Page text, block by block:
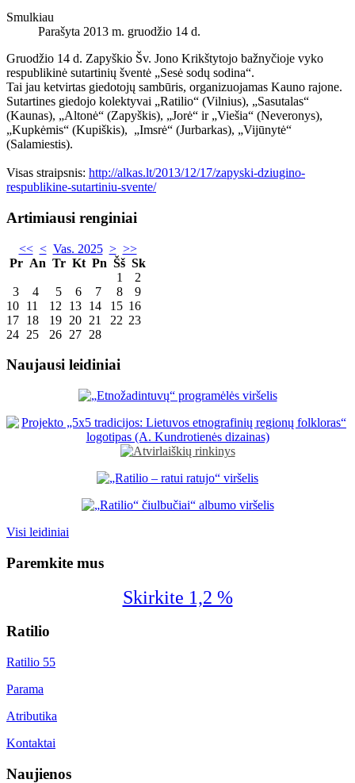
Smulkiau
Parašyta 2013 m. gruodžio 14 d.
Gruodžio 14 d. Zapyškio Šv. Jono Krikštytojo bažnyčioje vyko
respublikinė sutartinių šventė „Sesė sodų sodina“.
Tai jau ketvirtas giedotojų sambūris, organizuojamas Kauno rajone.
Sutartines giedojo kolektyvai „Ratilio“ (Vilnius), „Sasutalas“
(Kaunas), „Altonė“ (Zapyškis), „Jorė“ ir „Viešia“ (Neveronys),
„Kupkėmis“ (Kupiškis), „Imsrė“ (Jurbarkas), „Vijūnytė“
(Salamiestis).
Visas straipsnis: http://alkas.lt/2013/12/17/zapyski-dziugino-
respublikine-sutartiniu-svente/
Artimiausi renginiai
<< < Vas. 2025 > >>
Pr An Tr Kt Pn Šš Sk
1
2
3
4 5 6 7 8
9
10 11 12 13 14 15 16
17 18 19 20 21 22 23
24 25 26 27 28
Naujausi leidiniai
Visi leidiniai
Paremkite mus
Skirkite 1,2 %
Ratilio
Ratilio 55
Parama
Atributika
Kontaktai
Naujienos